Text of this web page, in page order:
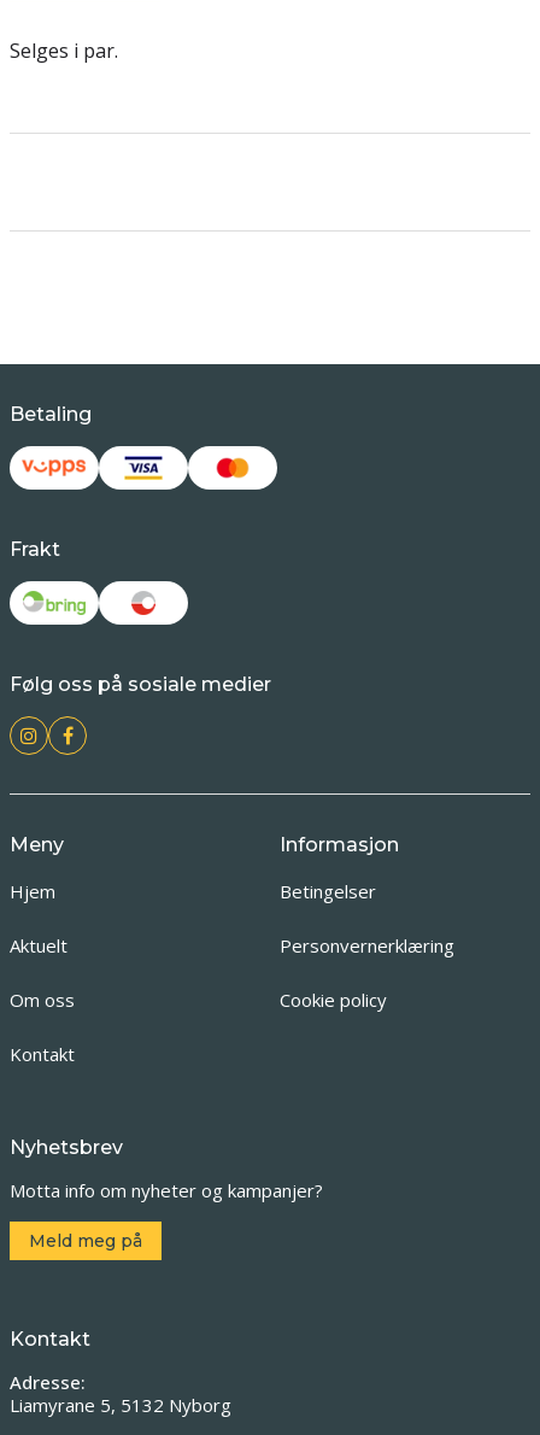
Selges i par.
Betaling
Frakt
Følg oss på sosiale medier
Meny
Hjem
Aktuelt
Om oss
Kontakt
Informasjon
Betingelser
Personvernerklæring
Cookie policy
Nyhetsbrev
Motta info om nyheter og kampanjer?
Meld meg på
Kontakt
Adresse:
Liamyrane 5, 5132 Nyborg